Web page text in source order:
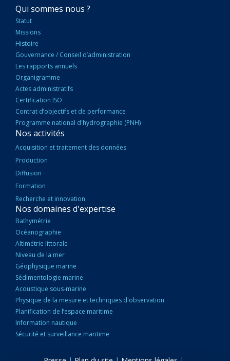
NAVIGATION
PRINCIPALE
Qui sommes nous ?
Statut
Missions
Histoire
Gouvernance / Conseil d’administration
Les rapports annuels
Organigramme
Actes administratifs
Certification ISO
Contrat d’objectifs et de performance
Programme national d'hydrographie (PNH)
Nos activités
Acquisition et traitement des données
Production
Diffusion
Formation
Recherche et innovation
Nos domaines d'expertise
Bathymétrie
Océanographie
Altimétrie littorale
Niveau de la mer
Géophysique marine
Sédimentologie marine
Acoustique sous-marine
Physique de la mesure et techniques d'observation
Planification de l’espace maritime
Information nautique
Sécurité et surveillance maritime